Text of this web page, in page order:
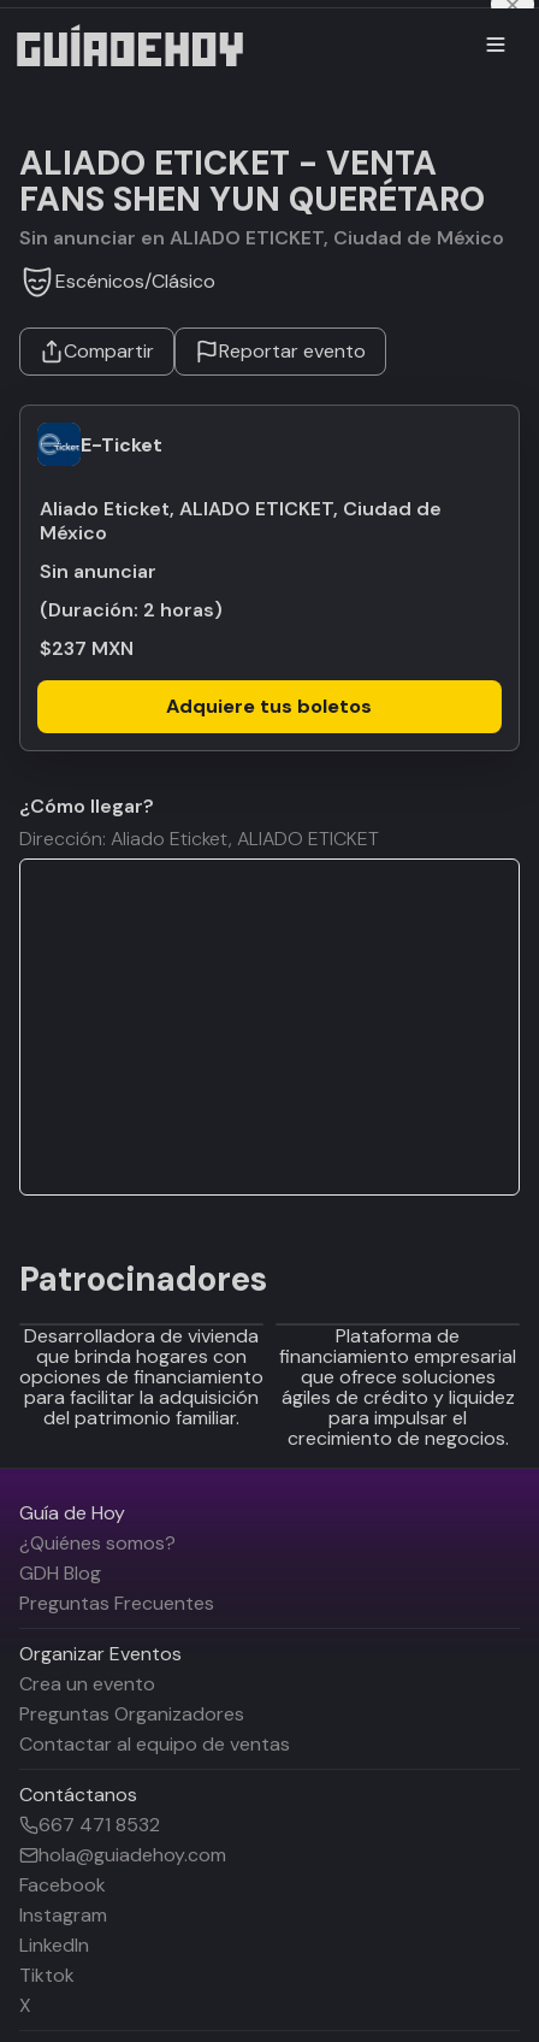
ALIADO ETICKET - VENTA
FANS SHEN YUN QUERÉTARO
Sin anunciar en ALIADO ETICKET, Ciudad de México
Escénicos/Clásico
Compartir Reportar evento
E-Ticket
Aliado Eticket, ALIADO ETICKET, Ciudad de
México
Sin anunciar
(Duración: 2 horas)
$237 MXN
Adquiere tus boletos
¿Cómo llegar?
Dirección: Aliado Eticket, ALIADO ETICKET
Patrocinadores
Desarrolladora de vivienda
que brinda hogares con
opciones de financiamiento
para facilitar la adquisición
del patrimonio familiar.
Plataforma de
financiamiento empresarial
que ofrece soluciones
ágiles de crédito y liquidez
para impulsar el
crecimiento de negocios.
Guía de Hoy
¿Quiénes somos?
GDH Blog
Preguntas Frecuentes
Organizar Eventos
Crea un evento
Preguntas Organizadores
Contactar al equipo de ventas
Contáctanos
667 471 8532
hola@guiadehoy.com
Facebook
Instagram
LinkedIn
Tiktok
X